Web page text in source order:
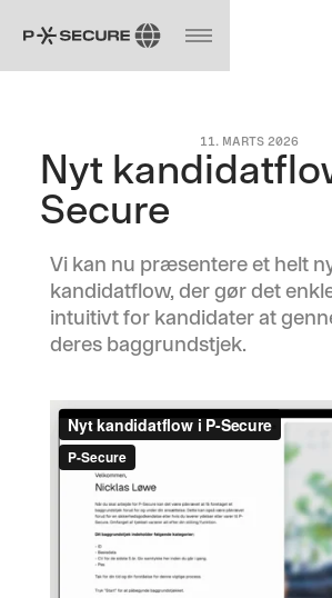
11. MARTS 2026
Nyt
Secure
Vi kan nu præsentere et helt
kandidatflow, der gør det
intuitivt for kandidater at
deres baggrundstjek.